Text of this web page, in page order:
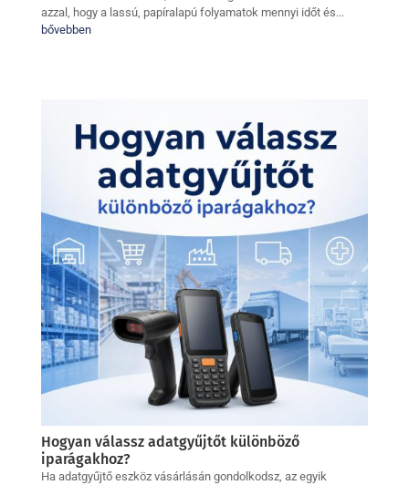
azzal, hogy a lassú, papíralapú folyamatok mennyi időt és...
bővebben
Hogyan válassz adatgyűjtőt különböző
iparágakhoz?
Ha adatgyűjtő eszköz vásárlásán gondolkodsz, az egyik